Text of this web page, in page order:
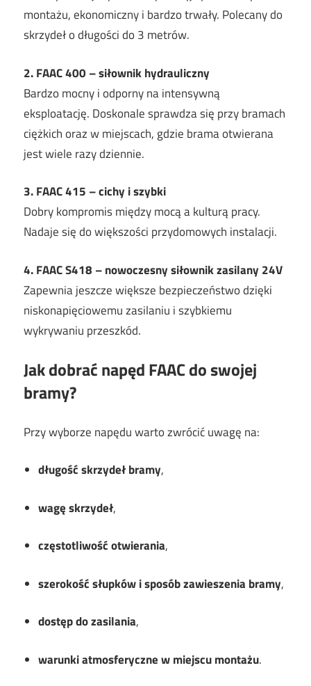
montażu, ekonomiczny i bardzo trwały. Polecany do
skrzydeł o długości do 3 metrów.
2. FAAC 400 – siłownik hydrauliczny
Bardzo mocny i odporny na intensywną
eksploatację. Doskonale sprawdza się przy bramach
ciężkich oraz w miejscach, gdzie brama otwierana
jest wiele razy dziennie.
3. FAAC 415 – cichy i szybki
Dobry kompromis między mocą a kulturą pracy.
Nadaje się do większości przydomowych instalacji.
4. FAAC S418 – nowoczesny siłownik zasilany 24V
Zapewnia jeszcze większe bezpieczeństwo dzięki
niskonapięciowemu zasilaniu i szybkiemu
wykrywaniu przeszkód.
Jak dobrać napęd FAAC do swojej
bramy?
Przy wyborze napędu warto zwrócić uwagę na:
długość skrzydeł bramy,
wagę skrzydeł,
częstotliwość otwierania,
szerokość słupków i sposób zawieszenia bramy,
dostęp do zasilania,
warunki atmosferyczne w miejscu montażu.